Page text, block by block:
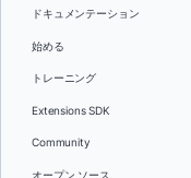
ドキュメンテーション
始める
トレーニング
Extensions SDK
Community
オープン ソース